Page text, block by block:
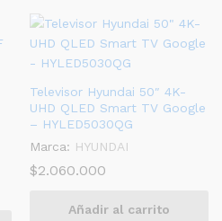
Televisor Hyundai 50″ 4K-
UHD QLED Smart TV Google
– HYLED5030QG
Marca: HYUNDAI
$2.060.000
Añadir al carrito